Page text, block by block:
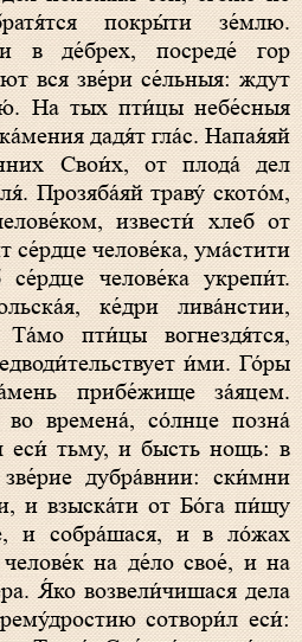
покры́ти зе́млю.
в де́брех, посреде́ гор
вся зве́ри се́льныя: ждут
На тых пти́цы небе́сныя
дадя́т гла́с. Напая́яй
Свои́х, от плода́ дел
Прозяба́яй траву́ ското́м,
извести́ хлеб от
се́рдце челове́ка, ума́стити
челове́ка укрепи́т.
ке́дри лива́нстии,
пти́цы вогнездя́тся,
и́ми. Го́ры
прибе́жище за́яцем.
времена́, со́лнце позна́
еси́ тьму, и бысть нощь: в
дубра́внии: ски́мни
и взыска́ти от Бо́га пи́щу
и собра́шася, и в ло́жах
на де́ло свое́, и на
Я́ко возвели́чишася дела
сотвори́л еси́: